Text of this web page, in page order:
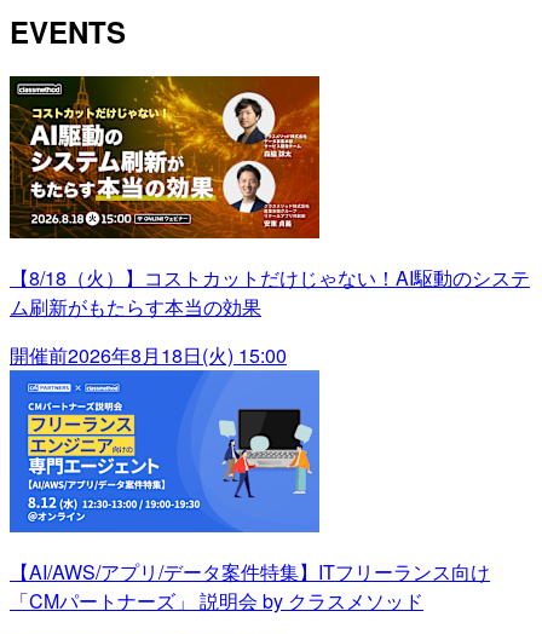
EVENTS
【8/18（火）】コストカットだけじゃない！AI駆動のシステ
ム刷新がもたらす本当の効果
開催前2026年8月18日(火) 15:00
【AI/AWS/アプリ/データ案件特集】ITフリーランス向け
「CMパートナーズ」 説明会 by クラスメソッド